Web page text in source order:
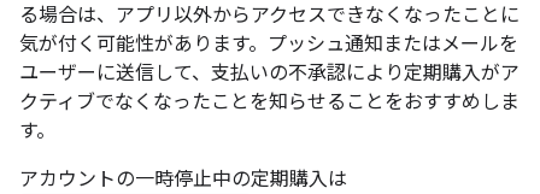
る場合は、アプリ以外からアクセスできなくなったことに
気が付く可能性があります。プッシュ通知またはメールを
ユーザーに送信して、支払いの不承認により定期購入がア
クティブでなくなったことを知らせることをおすすめしま
す。
アカウントの一時停止中の定期購入は